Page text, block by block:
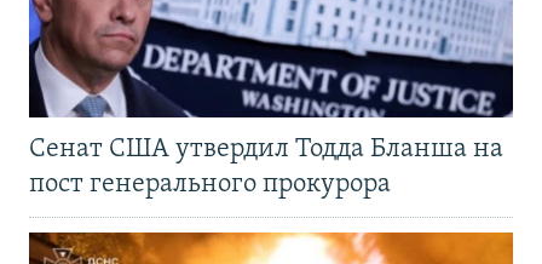
Сенат США утвердил Тодда Бланша на
пост генерального прокурора